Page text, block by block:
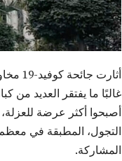
غالبًا ما يفتقر العديد من
أصبحوا أكثر عرضة
التجول، المطبقة في
المشاركة.